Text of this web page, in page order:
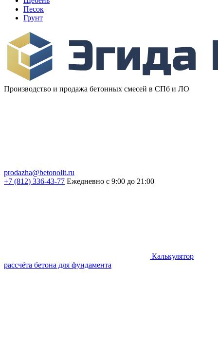
Песок
Грунт
Производство и продажа бетонных смесей в СПб и ЛО
prodazha@betonolit.ru
+7 (812) 336-43-77 Ежедневно с 9:00 до 21:00
Калькулятор
рассчёта бетона для фундамента